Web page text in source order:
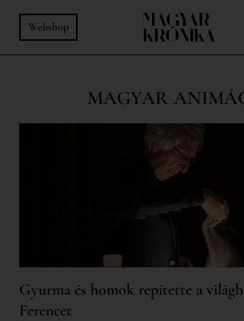
Webshop
MAGYAR
Gyurma és homok repítette a
Ferencet